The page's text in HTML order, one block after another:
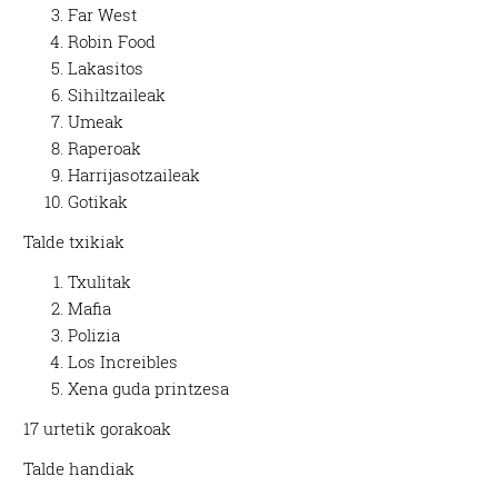
Far West
Robin Food
Lakasitos
Sihiltzaileak
Umeak
Raperoak
Harrijasotzaileak
Gotikak
Talde txikiak
Txulitak
Mafia
Polizia
Los Increibles
Xena guda printzesa
17 urtetik gorakoak
Talde handiak